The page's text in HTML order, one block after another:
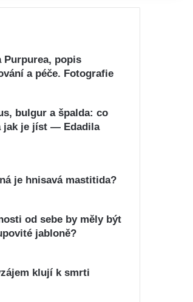
Purpurea, popis
a péče. Fotografie
bulgur a špalda: co
jak je jíst — Edadila
je hnisavá mastitida?
od sebe by měly být
jabloně?
klují k smrti